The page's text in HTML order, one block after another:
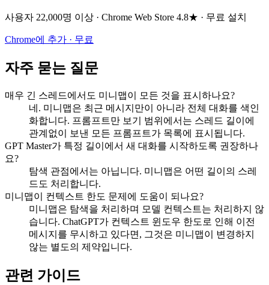
사용자 22,000명 이상 · Chrome Web Store 4.8★ · 무료 설치
Chrome에 추가 · 무료
자주 묻는 질문
매우 긴 스레드에서도 미니맵이 모든 것을 표시하나요?
네. 미니맵은 최근 메시지만이 아니라 전체 대화를 색인
화합니다. 프롬프트만 보기 범위에서는 스레드 길이에
관계없이 보낸 모든 프롬프트가 목록에 표시됩니다.
GPT Master가 특정 길이에서 새 대화를 시작하도록 권장하나
요?
탐색 관점에서는 아닙니다. 미니맵은 어떤 길이의 스레
드도 처리합니다.
미니맵이 컨텍스트 한도 문제에 도움이 되나요?
미니맵은 탐색을 처리하며 모델 컨텍스트는 처리하지 않
습니다. ChatGPT가 컨텍스트 윈도우 한도로 인해 이전
메시지를 무시하고 있다면, 그것은 미니맵이 변경하지
않는 별도의 제약입니다.
관련 가이드